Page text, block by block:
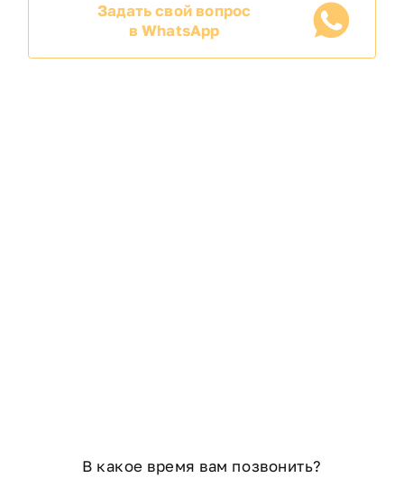
Задать свой вопрос
в WhatsApp
В какое время вам позвонить?